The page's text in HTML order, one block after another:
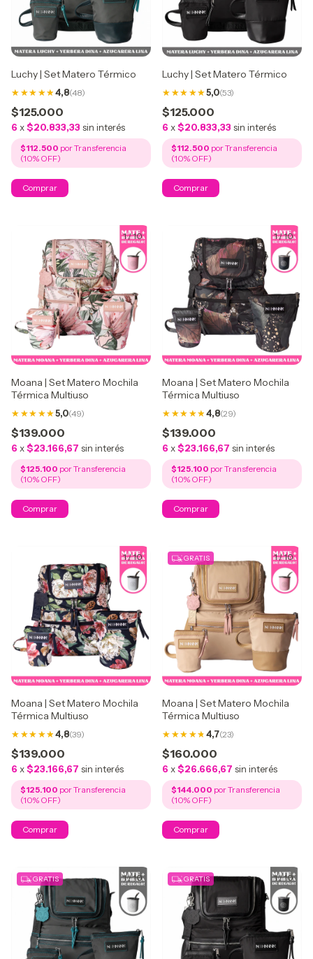
Luchy | Set Matero Térmico
4,8(48)
$125.000
6 x$20.833,33 sin interés
$112.500
Luchy | Set Matero Térmico
5,0(53)
$125.000
6 x$20.833,33 sin interés
$112.500
1/10
Moana | Set Matero Mochila
Térmica Multiuso
5,0(49)
$139.000
6 x$23.166,67 sin interés
$125.100
1/10
Moana | Set Matero Mochila
Térmica Multiuso
4,8(29)
$139.000
6 x$23.166,67 sin interés
$125.100
1/10
Moana | Set Matero Mochila
Térmica Multiuso
4,8(39)
$139.000
6 x$23.166,67 sin interés
$125.100
1/10
GRATIS
Moana | Set Matero Mochila
Térmica Multiuso
4,7(23)
$160.000
6 x$26.666,67 sin interés
$144.000
1/10
GRATIS 1/10
GRATIS